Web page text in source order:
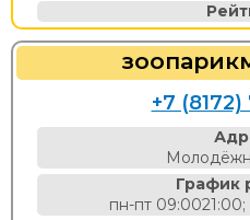
+7
График
пн-пт